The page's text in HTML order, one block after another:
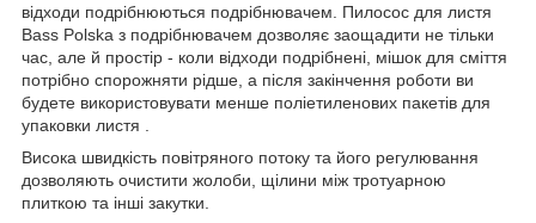
відходи подрібнюються подрібнювачем. Пилосос для листя
Bass Polska з подрібнювачем дозволяє заощадити не тільки
час, але й простір - коли відходи подрібнені, мішок для сміття
потрібно спорожняти рідше, а після закінчення роботи ви
будете використовувати менше поліетиленових пакетів для
упаковки листя .
Висока швидкість повітряного потоку та його регулювання
дозволяють очистити жолоби, щілини між тротуарною
плиткою та інші закутки.